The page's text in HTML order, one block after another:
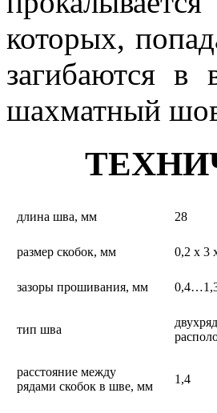
которых,
загибаются в
шахматный
длина шва, мм 28
размер скобок, мм 0,2 х 3
зазоры прошивания, мм
тип шва
расстояние между
рядами скобок в шве, мм
1,4